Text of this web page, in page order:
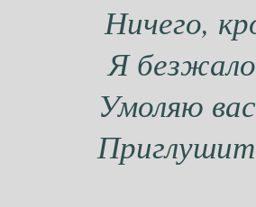
Ничего,
Я
Умоляю